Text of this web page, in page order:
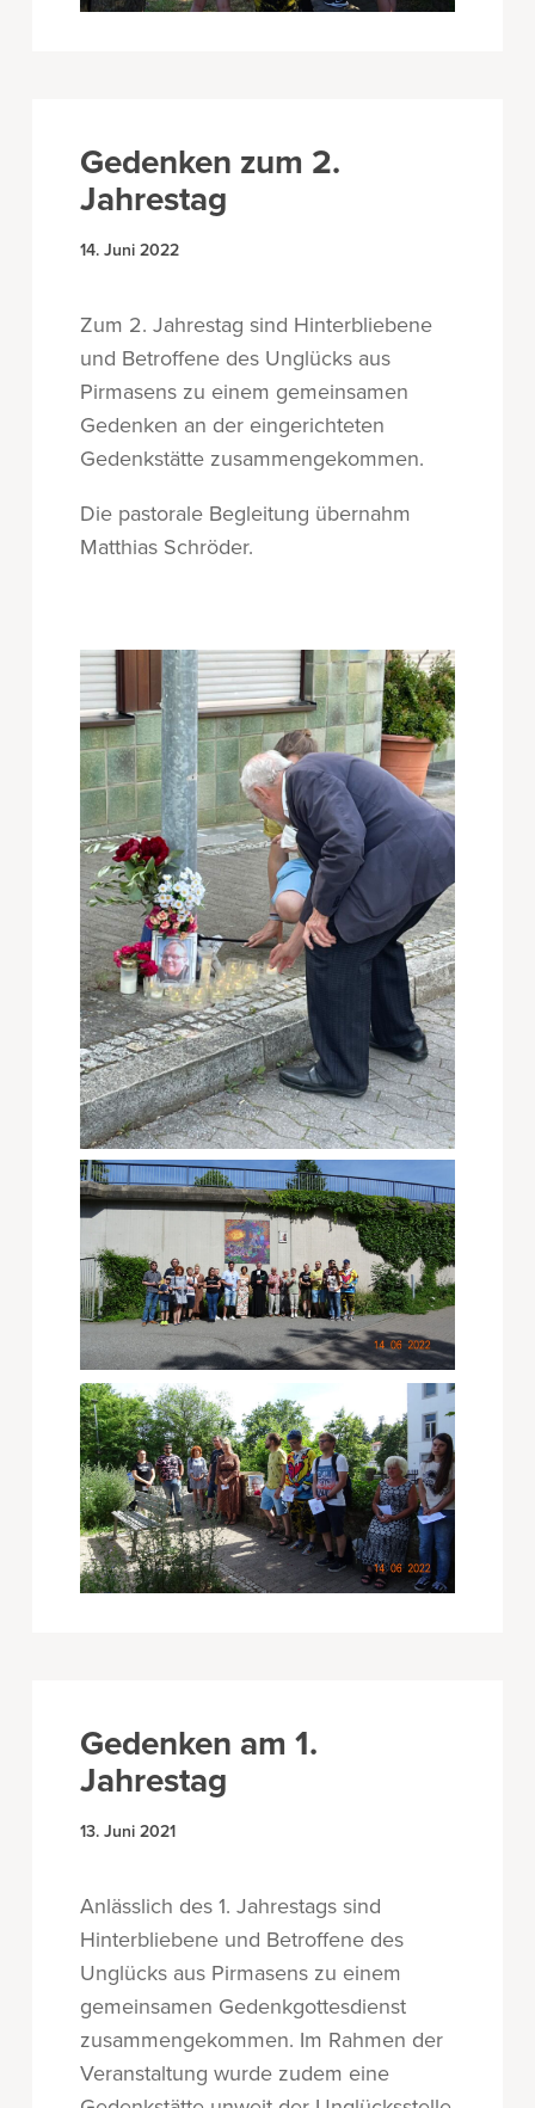
Gedenken zum 2.
Jahrestag
14. Juni 2022
Zum 2. Jahrestag sind Hinterbliebene
und Betroffene des Unglücks aus
Pirmasens zu einem gemeinsamen
Gedenken an der eingerichteten
Gedenkstätte zusammengekommen.
Die pastorale Begleitung übernahm
Matthias Schröder.
Gedenken am 1.
Jahrestag
13. Juni 2021
Anlässlich des 1. Jahrestags sind
Hinterbliebene und Betroffene des
Unglücks aus Pirmasens zu einem
gemeinsamen Gedenkgottesdienst
zusammengekommen. Im Rahmen der
Veranstaltung wurde zudem eine